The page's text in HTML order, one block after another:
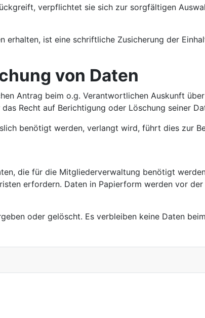
verpflichtet sie sich zur sorgfältigen
ist eine schriftliche Zusicherung der
von Daten
Antrag beim o.g. Verantwortlichen Auskunft
Recht auf Berichtigung oder Löschung seiner
benötigt werden, verlangt wird, führt dies zur
die für die Mitgliederverwaltung benötigt
erfordern. Daten in Papierform werden vor
oder gelöscht. Es verbleiben keine Daten